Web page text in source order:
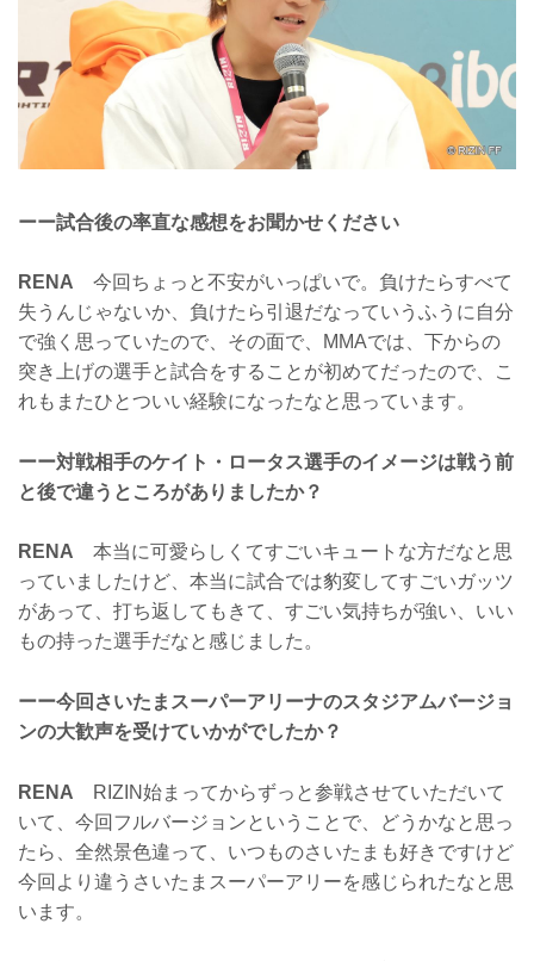
ーー試合後の率直な感想をお聞かせください
RENA 今回ちょっと不安がいっぱいで。負けたらすべて
失うんじゃないか、負けたら引退だなっていうふうに自分
で強く思っていたので、その面で、MMAでは、下からの
突き上げの選手と試合をすることが初めてだったので、こ
れもまたひとついい経験になったなと思っています。
ーー対戦相手のケイト・ロータス選手のイメージは戦う前
と後で違うところがありましたか？
RENA 本当に可愛らしくてすごいキュートな方だなと思
っていましたけど、本当に試合では豹変してすごいガッツ
があって、打ち返してもきて、すごい気持ちが強い、いい
もの持った選手だなと感じました。
ーー今回さいたまスーパーアリーナのスタジアムバージョ
ンの大歓声を受けていかがでしたか？
RENA RIZIN始まってからずっと参戦させていただいて
いて、今回フルバージョンということで、どうかなと思っ
たら、全然景色違って、いつものさいたまも好きですけど
今回より違うさいたまスーパーアリーを感じられたなと思
います。